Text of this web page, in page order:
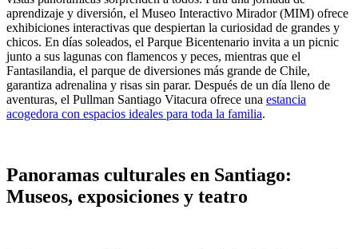
aprendizaje y diversión, el Museo Interactivo Mirador (MIM) ofrece
exhibiciones interactivas que despiertan la curiosidad de grandes y
chicos. En días soleados, el Parque Bicentenario invita a un picnic
junto a sus lagunas con flamencos y peces, mientras que el
Fantasilandia, el parque de diversiones más grande de Chile,
garantiza adrenalina y risas sin parar. Después de un día lleno de
aventuras, el Pullman Santiago Vitacura ofrece una estancia
acogedora con espacios ideales para toda la familia.
Panoramas culturales en Santiago:
Museos, exposiciones y teatro